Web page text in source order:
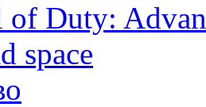
of Duty:
space